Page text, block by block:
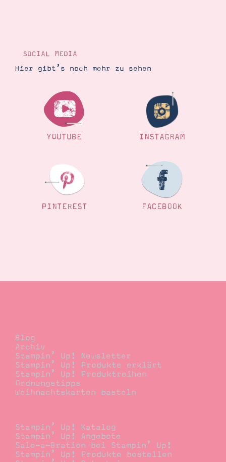
Über mich
Über Stampin’ Up!
SOCIAL MEDIA
Hier gibt’s noch mehr zu sehen
YOUTUBE INSTAGRAM
PINTEREST FACEBOOK
Blog
Archiv
Stampin’ Up! Newsletter
Stampin’ Up! Produkte erklärt
Stampin’ Up! Produktreihen
Ordnungstipps
Weihnachtskarten basteln
Stampin’ Up! Katalog
Stampin’ Up! Angebote
Sale-a-Bration bei Stampin’ Up!
Stampin’ Up! Produkte bestellen